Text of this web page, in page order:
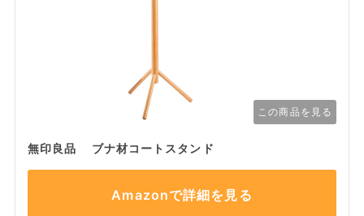
この商品を見る
無印良品 ブナ材コートスタンド
Amazonで詳細を見る